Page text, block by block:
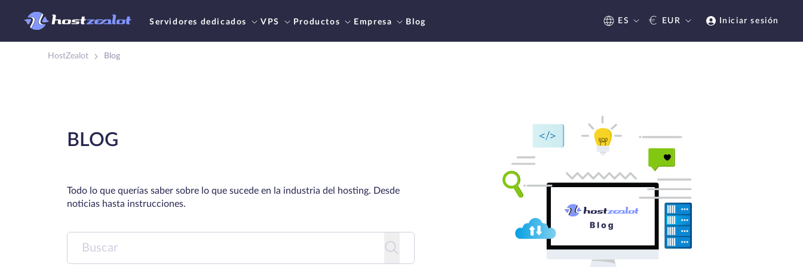
Servidores dedicados VPS Productos Empresa Blog ES € EUR Iniciar sesión
HostZealot Blog
BLOG
Todo lo que querías saber sobre lo que sucede en la industria del hosting. Desde
noticias hasta instrucciones.